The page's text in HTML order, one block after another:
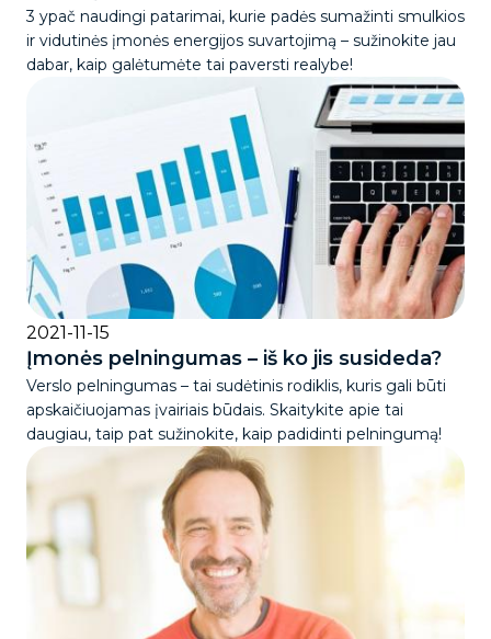
3 ypač naudingi patarimai, kurie padės sumažinti smulkios
ir vidutinės įmonės energijos suvartojimą – sužinokite jau
dabar, kaip galėtumėte tai paversti realybe!
2021-11-15
Įmonės pelningumas – iš ko jis susideda?
Verslo pelningumas – tai sudėtinis rodiklis, kuris gali būti
apskaičiuojamas įvairiais būdais. Skaitykite apie tai
daugiau, taip pat sužinokite, kaip padidinti pelningumą!